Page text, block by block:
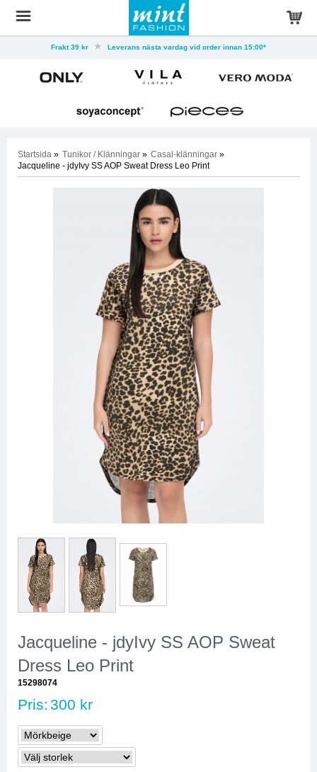
Frakt 39 kr Leverans nästa vardag vid order innan 15:00*
Startsida » Tunikor / Klänningar » Casal-klänningar »
Jacqueline - jdyIvy SS AOP Sweat Dress Leo Print
Jacqueline - jdyIvy SS AOP Sweat
Dress Leo Print
15298074
Pris: 300 kr